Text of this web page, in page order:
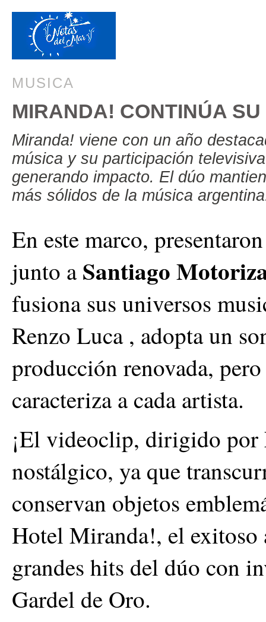
MUSICA
MIRANDA! CONTINÚA
Miranda! viene con un año
música y su participación
generando impacto. El dúo
más sólidos de la música
En este marco,
junto aSantiago
fusiona sus universos
Renzo Luca , adopta un
producción renovada,
caracteriza a cada artista.
¡El videoclip, dirigido por
nostálgico, ya que
conservan objetos
Hotel Miranda!, el exitoso
grandes hits del dúo con
Gardel de Oro.